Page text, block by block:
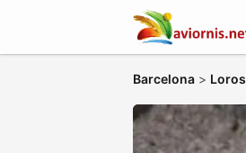
Barcelona > Loros